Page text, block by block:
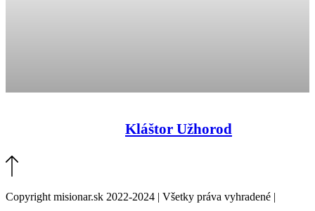
Kláštor Užhorod
Copyright misionar.sk 2022-2024 | Všetky práva vyhradené |